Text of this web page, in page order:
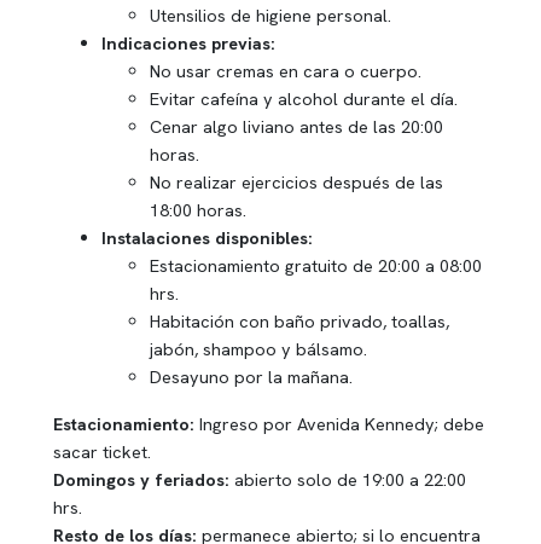
Utensilios de higiene personal.
Indicaciones previas:
No usar cremas en cara o cuerpo.
Evitar cafeína y alcohol durante el día.
Cenar algo liviano antes de las 20:00
horas.
No realizar ejercicios después de las
18:00 horas.
Instalaciones disponibles:
Estacionamiento gratuito de 20:00 a 08:00
hrs.
Habitación con baño privado, toallas,
jabón, shampoo y bálsamo.
Desayuno por la mañana.
Estacionamiento: Ingreso por Avenida Kennedy; debe
sacar ticket.
Domingos y feriados: abierto solo de 19:00 a 22:00
hrs.
Resto de los días: permanece abierto; si lo encuentra